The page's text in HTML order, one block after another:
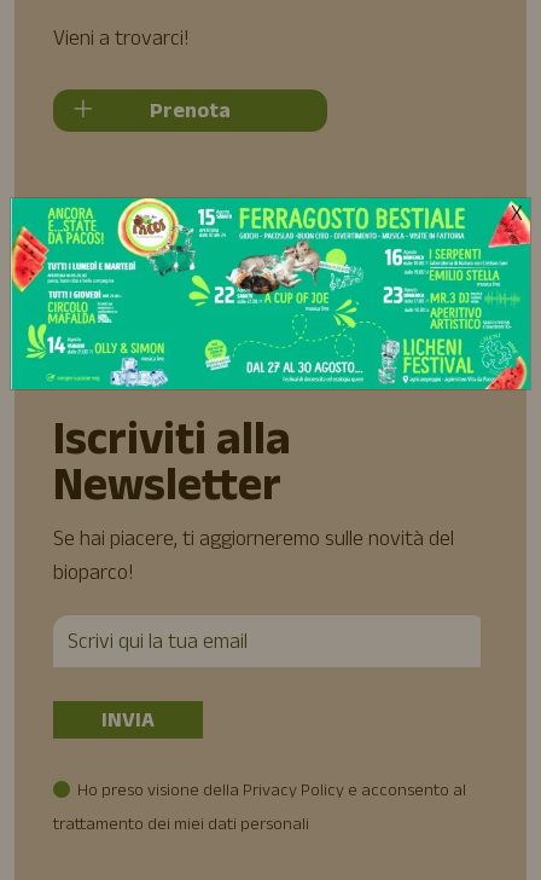
X
Vieni a trovarci!
Prenota
Iscriviti alla
Newsletter
Se hai piacere, ti aggiorneremo sulle novità del
bioparco!
Ho preso visione della Privacy Policy e acconsento al
trattamento dei miei dati personali